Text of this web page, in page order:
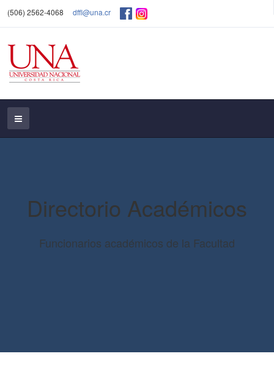
(506) 2562-4068 dffl@una.cr
Directorio Académicos
Funcionarios académicos de la Facultad